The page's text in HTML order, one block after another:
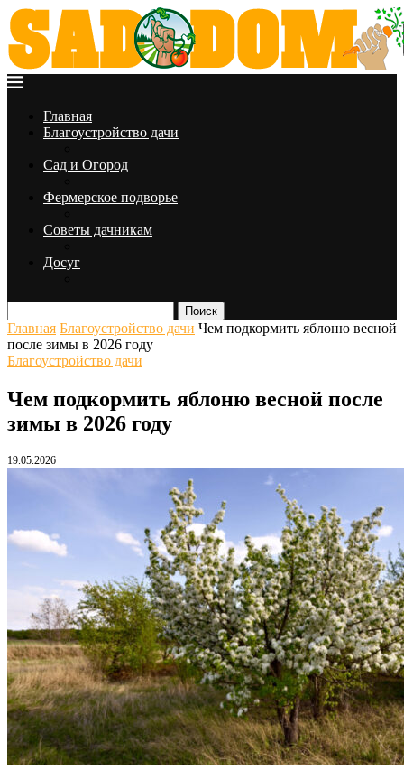
Главная
Благоустройство дачи
Сад и Огород
Фермерское подворье
Советы дачникам
Досуг
Поиск
Главная Благоустройство дачи Чем подкормить яблоню весной
после зимы в 2026 году
Благоустройство дачи
Чем подкормить яблоню весной после
зимы в 2026 году
19.05.2026